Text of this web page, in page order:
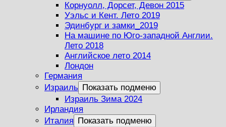
Корнуолл, Дорсет, Девон 2015
Уэльс и Кент. Лето 2019
Эдинбург и замки_2019
На машине по Юго-западной Англии.
Лето 2018
Английское лето 2014
Лондон
Германия
Израиль Показать подменю
Израиль Зима 2024
Ирландия
Италия Показать подменю